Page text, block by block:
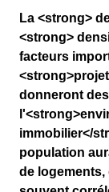
La <strong>
<strong>
facteurs
donneront
immobilier</
population
de